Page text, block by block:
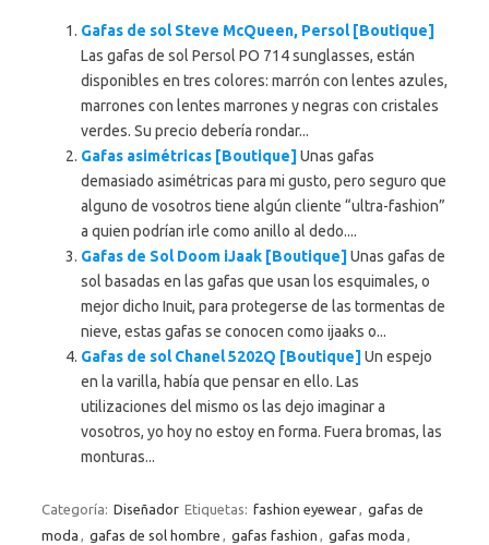
Gafas de sol Steve McQueen, Persol [Boutique]
Las gafas de sol Persol PO 714 sunglasses, están
disponibles en tres colores: marrón con lentes azules,
marrones con lentes marrones y negras con cristales
verdes. Su precio debería rondar...
Gafas asimétricas [Boutique]Unas gafas
demasiado asimétricas para mi gusto, pero seguro que
alguno de vosotros tiene algún cliente “ultra-fashion”
a quien podrían irle como anillo al dedo....
Gafas de Sol Doom iJaak [Boutique]Unas gafas de
sol basadas en las gafas que usan los esquimales, o
mejor dicho Inuit, para protegerse de las tormentas de
nieve, estas gafas se conocen como ijaaks o...
Gafas de sol Chanel 5202Q [Boutique]Un espejo
en la varilla, había que pensar en ello. Las
utilizaciones del mismo os las dejo imaginar a
vosotros, yo hoy no estoy en forma. Fuera bromas, las
monturas...
Categoría: Diseñador Etiquetas: fashion eyewear
gafas de
moda
gafas de sol hombre gafas fashion gafas moda